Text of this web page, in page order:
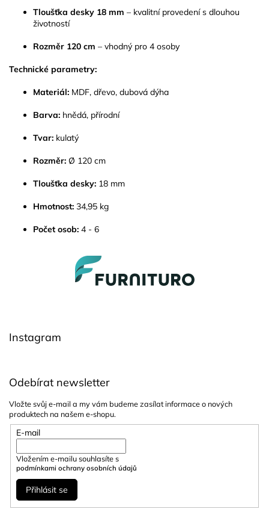
Tloušťka desky 18 mm – kvalitní provedení s dlouhou
životností
Rozměr 120 cm – vhodný pro 4 osoby
Technické parametry:
Materiál: MDF, dřevo, dubová dýha
Barva: hnědá, přírodní
Tvar: kulatý
Rozměr: Ø 120 cm
Tloušťka desky: 18 mm
Hmotnost: 34,95 kg
Počet osob: 4 - 6
Instagram
Odebírat newsletter
Vložte svůj e-mail a my vám budeme zasílat informace o nových
produktech na našem e-shopu.
E-mail
Vložením e-mailu souhlasíte s
podmínkami ochrany osobních údajů
Přihlásit se